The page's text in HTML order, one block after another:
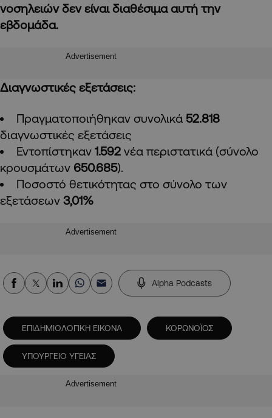
νοσηλειών δεν είναι διαθέσιμα αυτή την
εβδομάδα.
Advertisement
Διαγνωστικές εξετάσεις:
Πραγματοποιήθηκαν συνολικά 52.818
διαγνωστικές εξετάσεις
Εντοπίστηκαν 1.592 νέα περιστατικά (σύνολο
κρουσμάτων 650.685).
Ποσοστό θετικότητας στο σύνολο των
εξετάσεων 3,01%
Advertisement
Alpha Podcasts
ΕΠΙΔΗΜΙΟΛΟΓΙΚΗ ΕΙΚΟΝΑ ΚΟΡΩΝΟΪΟΣ
ΥΠΟΥΡΓΕΙΟ ΥΓΕΙΑΣ
Advertisement